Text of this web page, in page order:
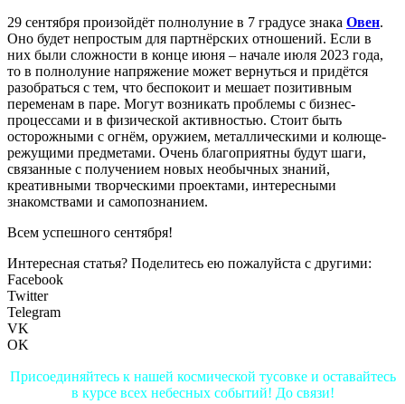
29 сентября произойдёт полнолуние в 7 градусе знака Овен.
Оно будет непростым для партнёрских отношений. Если в
них были сложности в конце июня – начале июля 2023 года,
то в полнолуние напряжение может вернуться и придётся
разобраться с тем, что беспокоит и мешает позитивным
переменам в паре. Могут возникать проблемы с бизнес-
процессами и в физической активностью. Стоит быть
осторожными с огнём, оружием, металлическими и колюще-
режущими предметами. Очень благоприятны будут шаги,
связанные с получением новых необычных знаний,
креативными творческими проектами, интересными
знакомствами и самопознанием.
Всем успешного сентября!
Интересная статья? Поделитесь ею пожалуйста с другими:
Facebook
Twitter
Telegram
VK
OK
Присоединяйтесь к нашей космической тусовке и оставайтесь
в курсе всех небесных событий! До связи!